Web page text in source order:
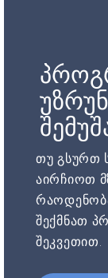
თუ გსურთ
აირჩიოთ
შექმნათ
შეკვეთით.